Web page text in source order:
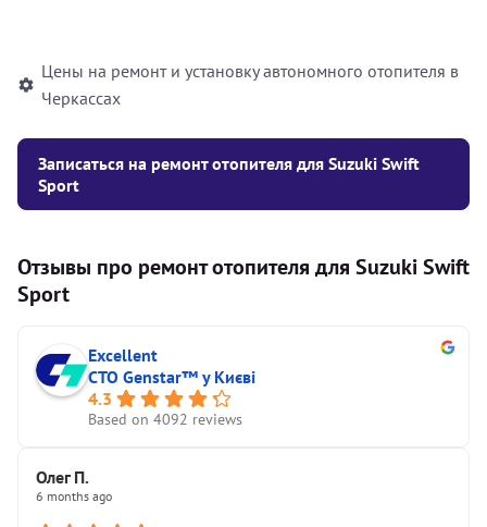
Цены на ремонт и установку автономного отопителя в
Черкассах
Записаться на ремонт отопителя для Suzuki Swift
Sport
Отзывы про ремонт отопителя для Suzuki Swift
Sport
Excellent
СТО Genstar™ у Києві
4.3
Based on 4092 reviews
Олег П.
6 months ago